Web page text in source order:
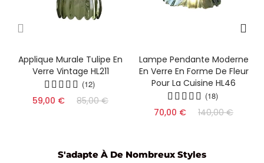
Applique Murale Tulipe En
Verre Vintage HL211
(12)
59,00 € 85,00 €
Lampe Pendante Moderne
En Verre En Forme De Fleur
Pour La Cuisine HL46
(18)
70,00 € 140,00 €
S'adapte À De Nombreux Styles